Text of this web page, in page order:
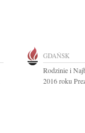
GDAŃSK
Rodzinie i
2016 roku